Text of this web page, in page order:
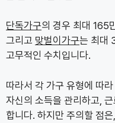
단독가구의 경우 최대 165
그리고 맞벌이가구는 최대
고무적인 수치입니다.
따라서 각 가구 유형에 따
자신의 소득을 관리하고,
합니다. 하지만 주의할 점